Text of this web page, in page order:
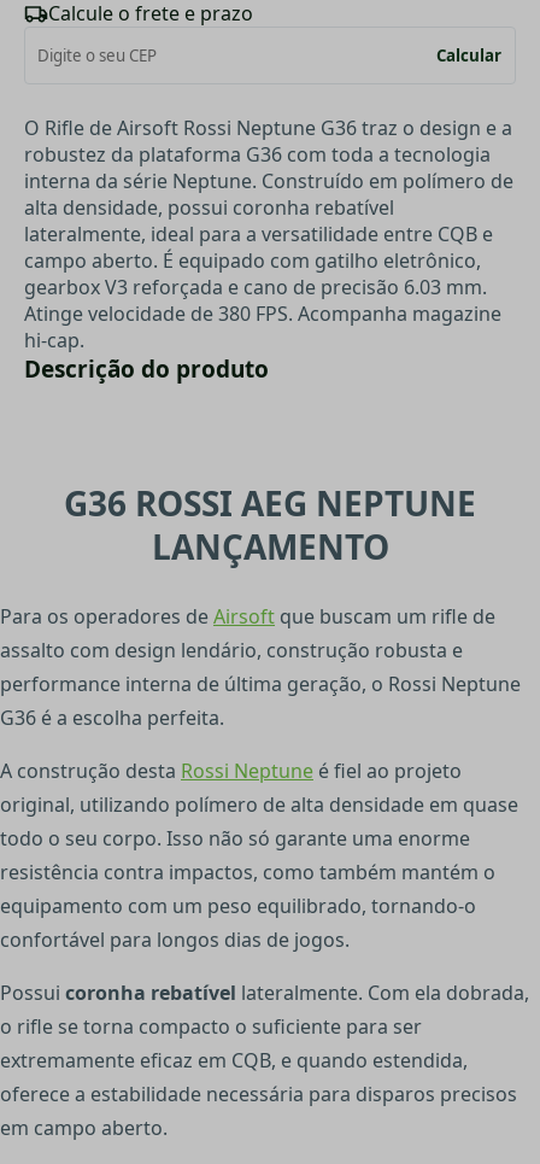
Calcule o frete e prazo
Calcular
O Rifle de Airsoft Rossi Neptune G36 traz o design e a
robustez da plataforma G36 com toda a tecnologia
interna da série Neptune. Construído em polímero de
alta densidade, possui coronha rebatível
lateralmente, ideal para a versatilidade entre CQB e
campo aberto. É equipado com gatilho eletrônico,
gearbox V3 reforçada e cano de precisão 6.03 mm.
Atinge velocidade de 380 FPS. Acompanha magazine
hi-cap.
Descrição do produto
G36 ROSSI AEG NEPTUNE
LANÇAMENTO
Para os operadores deAirsoft que buscam um rifle de
assalto com design lendário, construção robusta e
performance interna de última geração, o Rossi Neptune
G36 é a escolha perfeita.
A construção desta Rossi Neptune é fiel ao projeto
original, utilizando polímero de alta densidade em quase
todo o seu corpo. Isso não só garante uma enorme
resistência contra impactos, como também mantém o
equipamento com um peso equilibrado, tornando-o
confortável para longos dias de jogos.
Possui coronha rebatível lateralmente. Com ela dobrada,
o rifle se torna compacto o suficiente para ser
extremamente eficaz em CQB, e quando estendida,
oferece a estabilidade necessária para disparos precisos
em campo aberto.